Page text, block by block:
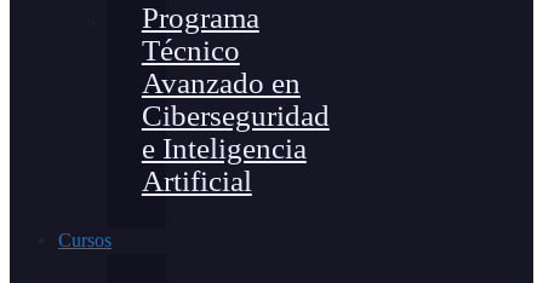
Programa
Técnico
Avanzado en
Ciberseguridad
e Inteligencia
Artificial
Cursos